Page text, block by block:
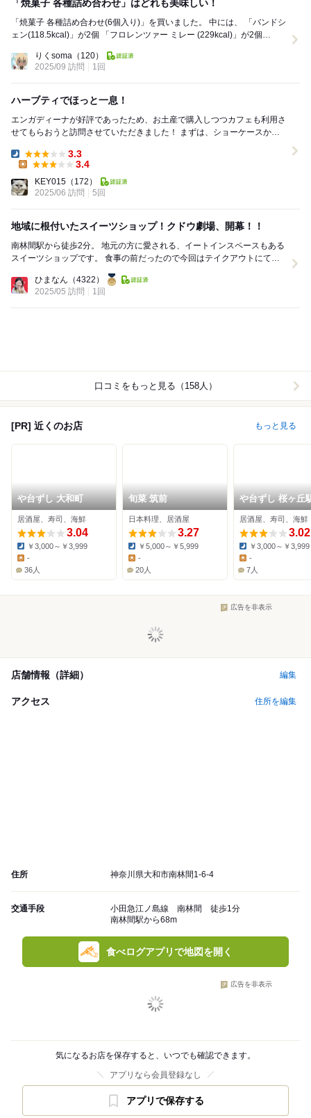
「焼菓子 各種詰め合わせ」はどれも美味しい！
「焼菓子 各種詰め合わせ(6個入り)」を買いました。 中には、 「バンドシ
ェン(118.5kcal)」が2個 「フロレンツァー ミレー (229kcal)」が2個
りくsoma （120）
2025/09 訪問
1回
ハーブティでほっと一息！
エンガディーナが好評であったため、お土産で購入しつつカフェも利用さ
せてもらおうと訪問させていただきました！ まずは、ショーケースから
Dinner:
3.3
3.4
KEY015 （172）
2025/06 訪問
5回
地域に根付いたスイーツショップ！クドウ劇場、開幕！！
南林間駅から徒歩2分。 地元の方に愛される、イートインスペースもある
スイーツショップです。 食事の前だったので今回はテイクアウトにて利
ひまなん （4322）
2025/05 訪問
1回
口コミをもっと見る（158人）
[PR] 近くのお店 もっと見る
や台ずし 大和町
居酒屋、寿司、海鮮
3.04
Dinner:
￥3,000～￥3,999
Lunch:
-
36人
旬菜 筑前
日本料理、居酒屋
3.27
Dinner:
￥5,000～￥5,999
Lunch:
-
20人
や台ずし 桜ヶ丘
口町
居酒屋、寿司、海鮮
3.02
Dinner:
￥3,000～￥3,999
Lunch:
-
7人
広告を非表示
店舗情報（詳細） 編集
アクセス 住所を編集
住所 神奈川県大和市南林間1-6-4
交通手段
小田急江ノ島線 南林間 徒歩1分
南林間駅から68m
食べログアプリで地図を開く
広告を非表示
気になるお店を保存すると、いつでも確認できます。
アプリなら会員登録なし
アプリで保存する